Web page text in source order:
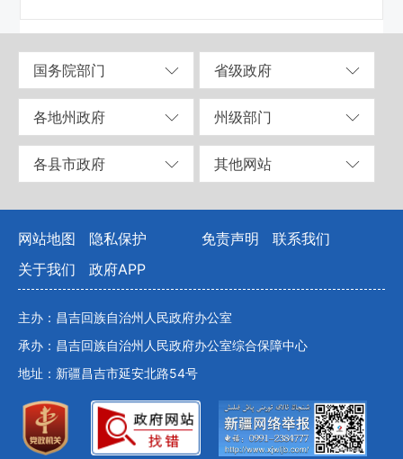
国务院部门 省级政府
各地州政府 州级部门
各县市政府 其他网站
网站地图 隐私保护 免责声明
联系我们
关于我们
政府APP
主办：昌吉回族自治州人民政府办公室
承办：昌吉回族自治州人民政府办公室综合保障中心
地址：新疆昌吉市延安北路54号